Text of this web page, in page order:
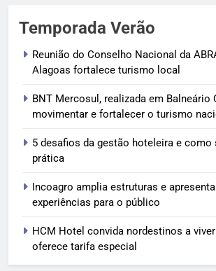
Temporada Verão
Reunião do Conselho Nacional da
Alagoas fortalece turismo local
BNT Mercosul, realizada em Balneário
movimentar e fortalecer o turismo
5 desafios da gestão hoteleira e como
prática
Incoagro amplia estruturas e
experiências para o público
HCM Hotel convida nordestinos a
oferece tarifa especial